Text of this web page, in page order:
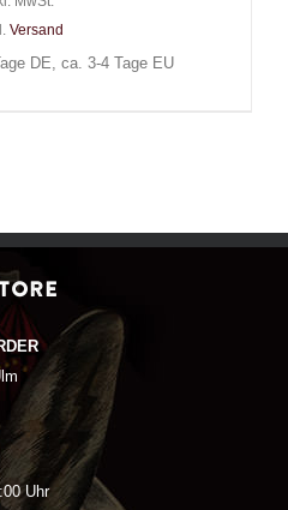
Versand
DE, ca. 3-4 Tage EU
Uhr